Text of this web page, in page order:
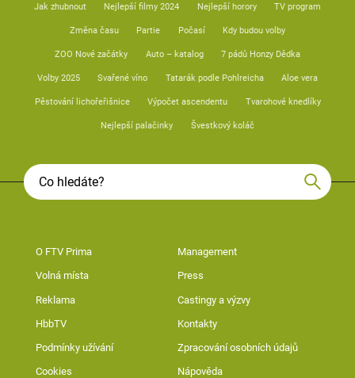
Jak zhubnout Nejlepší filmy 2024 Nejlepší horory TV program
Změna času Partie Počasí Kdy budou volby
ZOO Nové začátky Auto – katalog 7 pádů Honzy Dědka
Volby 2025 Svařené víno Tatarák podle Pohlreicha Aloe vera
Pěstování lichořeřišnice Výpočet ascendentu Tvarohové knedlíky
Nejlepší palačinky Švestkový koláč
O FTV Prima Management
Volná místa Press
Reklama Castingy a výzvy
HbbTV Kontakty
Podmínky užívání Zpracování osobních údajů
Cookies Nápověda